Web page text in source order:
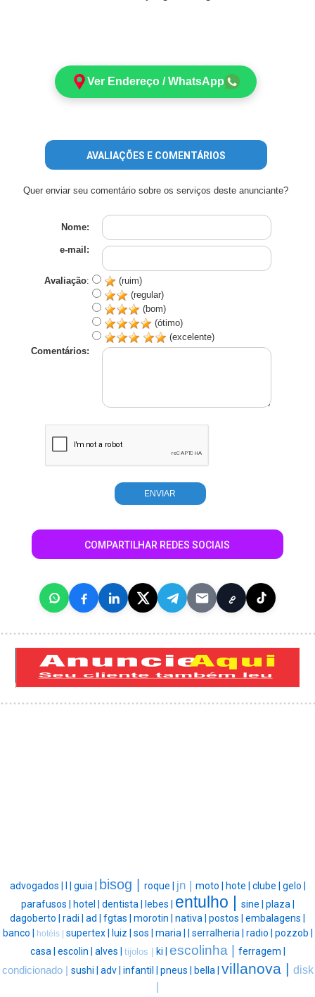
Ver Endereço / WhatsApp
AVALIAÇÕES E COMENTÁRIOS
Quer enviar seu comentário sobre os serviços deste anunciante?
Nome:
e-mail:
Avaliação:
(ruim)
(regular)
(bom)
(ótimo)
(excelente)
Comentários:
COMPARTILHAR REDES SOCIAIS
advogados | guia | bisog | roque | jn | moto | hote | clube | gelo |
parafusos |
hotel | dentista | lebes | entulho | sine | plaza |
dagoberto | radi | ad | fgtas | morotin | nativa | postos | embalagens |
banco |
hotéis | supertex | luiz | sos | maria | serralheria | radio | pozzob |
casa | escolin | alves | tijolos | ki | escolinha |
ferragem |
condicionado | sushi | adv | infantil | pneus | bella | villanova | disk